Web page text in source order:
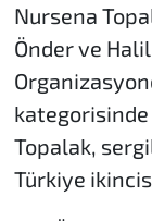
Nursena
Önder ve
Topalak,
Türkiye